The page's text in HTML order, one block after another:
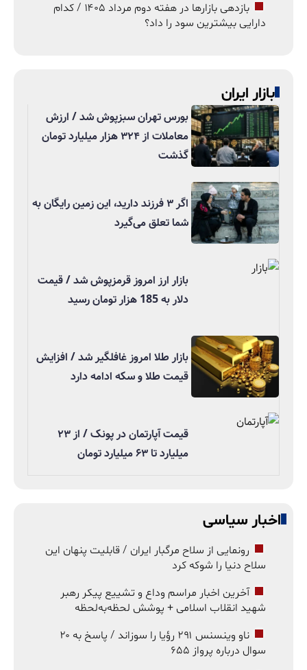
بازدهی بازارها در هفته دوم مرداد ۱۴۰۵ / کدام
دارایی بیشترین سود را داد؟
بازار ایران
بورس تهران سبزپوش شد / ارزش
معاملات از ۳۲۴ هزار میلیارد تومان
گذشت
اگر ۳ فرزند دارید، این زمین رایگان به
شما تعلق می‌گیرد
بازار ارز امروز قرمزپوش شد / قیمت
دلار به 185 هزار تومان رسید
بازار طلا امروز غافلگیر شد / افزایش
قیمت طلا و سکه ادامه دارد
قیمت آپارتمان در پونک / از ۲۳
میلیارد تا ۶۳ میلیارد تومان
اخبار سیاسی
رونمایی از سلاح مرگبار ایران / قابلیت پنهان این
سلاح دنیا را شوکه کرد
آخرین اخبار مراسم وداع و تشییع پیکر رهبر
شهید انقلاب اسلامی + پوشش لحظه‌به‌لحظه
ناو وینسنس ۲۹۱ رؤیا را سوزاند / پاسخ به ۲۰
سوال درباره پرواز ۶۵۵